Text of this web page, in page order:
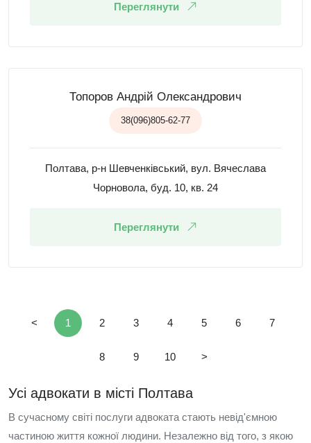
Переглянути
Топоров Андрій Олександрович
38(096)805-62-77
Полтава, р-н Шевченківський, вул. Вячеслава
Чорновола, буд. 10, кв. 24
Переглянути
< 1 2 3 4 5 6 7
8 9 10 >
Усі адвокати в місті Полтава
В сучасному світі послуги адвоката стають невід'ємною
частиною життя кожної людини. Незалежно від того, з якою